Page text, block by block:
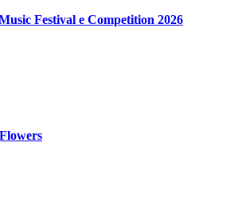
Festival e Competition 2026